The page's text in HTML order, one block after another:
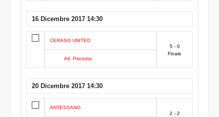
16 Dicembre 2017 14:30
CERASO UNITED
Atl. Pisciotta
5 - 0
Finale
20 Dicembre 2017 14:30
ANTESSANO
2 - 2